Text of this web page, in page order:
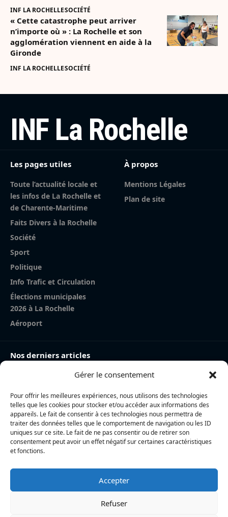
Gérer le consentement
Pour offrir les meilleures expériences, nous utilisons des technologies
telles que les cookies pour stocker et/ou accéder aux informations des
appareils. Le fait de consentir à ces technologies nous permettra de
traiter des données telles que le comportement de navigation ou les ID
uniques sur ce site. Le fait de ne pas consentir ou de retirer son
consentement peut avoir un effet négatif sur certaines caractéristiques
et fonctions.
Accepter
Refuser
INF LA ROCHELLESOCIÉTÉ
« Cette catastrophe peut arriver
n’importe où » : La Rochelle et son
agglomération viennent en aide à la
Gironde
INF LA ROCHELLESOCIÉTÉ
INF La Rochelle
Les pages utiles
Toute l’actualité locale et
les infos de La Rochelle et
de Charente-Maritime
Faits Divers à la Rochelle
Société
Sport
Politique
Info Trafic et Circulation
Élections municipales
2026 à La Rochelle
Aéroport
À propos
Mentions Légales
Plan de site
Nos derniers articles
Charente-Maritime : la directrice de la police nationale,
Incendie à la gare de La Rochelle : près de 20 m² de
toiture brûlés, l’origine accidentelle privilégiée
Nina Métayer : « Voir mes boulangeries à La Rochelle
et mon salon de thé à l’île de Ré, c’est un rêve qui se
réalise »
L’actualité locale en continu à La Rochelle et en Charente-